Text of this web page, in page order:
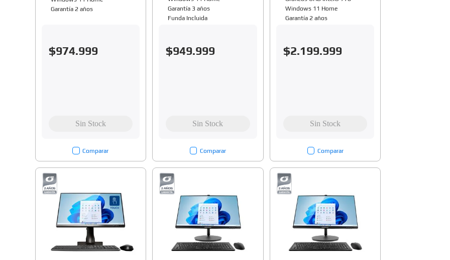
Garantía 2 años
$974.999
Comparar
Garantía 3 años
Funda Incluida
$949.999
Comparar
Windows 11 Home
Garantía 2 años
$2.199.999
Comparar